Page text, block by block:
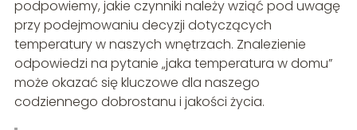
podpowiemy, jakie czynniki należy wziąć pod uwagę
przy podejmowaniu decyzji dotyczących
temperatury w naszych wnętrzach. Znalezienie
odpowiedzi na pytanie „jaka temperatura w domu”
może okazać się kluczowe dla naszego
codziennego dobrostanu i jakości życia.